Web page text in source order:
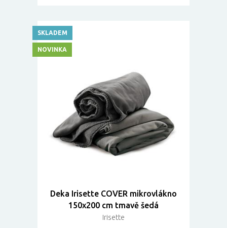
Deka Irisette COVER mikrovlákno
150x200 cm tmavě šedá
Irisette
SKLADEM
NOVINKA